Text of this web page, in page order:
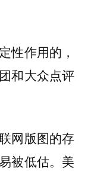
性作用的，
和大众点评
网版图的存
被低估。美